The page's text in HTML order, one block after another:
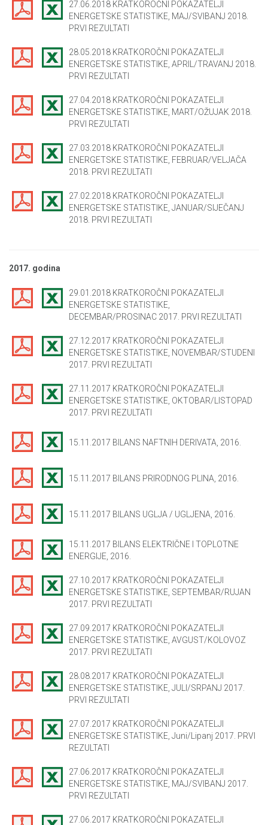
27.06.2018 KRATKOROČNI POKAZATELJI
ENERGETSKE STATISTIKE, MAJ/SVIBANJ 2018.
PRVI REZULTATI
28.05.2018 KRATKOROČNI POKAZATELJI
ENERGETSKE STATISTIKE, APRIL/TRAVANJ 2018.
PRVI REZULTATI
27.04.2018 KRATKOROČNI POKAZATELJI
ENERGETSKE STATISTIKE, MART/OŽUJAK 2018.
PRVI REZULTATI
27.03.2018 KRATKOROČNI POKAZATELJI
ENERGETSKE STATISTIKE, FEBRUAR/VELJAČA
2018. PRVI REZULTATI
27.02.2018 KRATKOROČNI POKAZATELJI
ENERGETSKE STATISTIKE, JANUAR/SIJEČANJ
2018. PRVI REZULTATI
2017. godina
29.01.2018 KRATKOROČNI POKAZATELJI
ENERGETSKE STATISTIKE,
DECEMBAR/PROSINAC 2017. PRVI REZULTATI
27.12.2017 KRATKOROČNI POKAZATELJI
ENERGETSKE STATISTIKE, NOVEMBAR/STUDENI
2017. PRVI REZULTATI
27.11.2017 KRATKOROČNI POKAZATELJI
ENERGETSKE STATISTIKE, OKTOBAR/LISTOPAD
2017. PRVI REZULTATI
15.11.2017 BILANS NAFTNIH DERIVATA, 2016.
15.11.2017 BILANS PRIRODNOG PLINA, 2016.
15.11.2017 BILANS UGLJA / UGLJENA, 2016.
15.11.2017 BILANS ELEKTRIČNE I TOPLOTNE
ENERGIJE, 2016.
27.10.2017 KRATKOROČNI POKAZATELJI
ENERGETSKE STATISTIKE, SEPTEMBAR/RUJAN
2017. PRVI REZULTATI
27.09.2017 KRATKOROČNI POKAZATELJI
ENERGETSKE STATISTIKE, AVGUST/KOLOVOZ
2017. PRVI REZULTATI
28.08.2017 KRATKOROČNI POKAZATELJI
ENERGETSKE STATISTIKE, JULI/SRPANJ 2017.
PRVI REZULTATI
27.07.2017 KRATKOROČNI POKAZATELJI
ENERGETSKE STATISTIKE, Juni/Lipanj 2017. PRVI
REZULTATI
27.06.2017 KRATKOROČNI POKAZATELJI
ENERGETSKE STATISTIKE, MAJ/SVIBANJ 2017.
PRVI REZULTATI
27.06.2017 KRATKOROČNI POKAZATELJI